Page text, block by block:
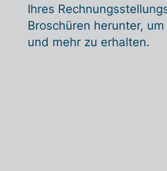
Ihres
Broschüren herunter,
und mehr zu erhalten.